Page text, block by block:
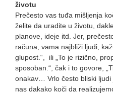
životu
Prečesto vas tuđa mišljenja
želite da uradite u životu,
planove, ideje itd. Jer,
računa, vama najbliži ljudi,
glupost.“, ili „To je rizično,
sposoban.“, čak i to govore,
onakav… Vrlo često bliski
nas dakako koči da